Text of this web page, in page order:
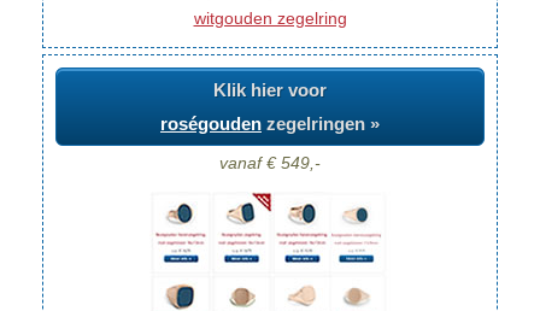
witgouden zegelring
Klik hier voor
roségouden zegelringen »
vanaf € 549,-